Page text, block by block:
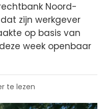
Noord-
zijn werkgever
op basis van
week openbaar
te lezen